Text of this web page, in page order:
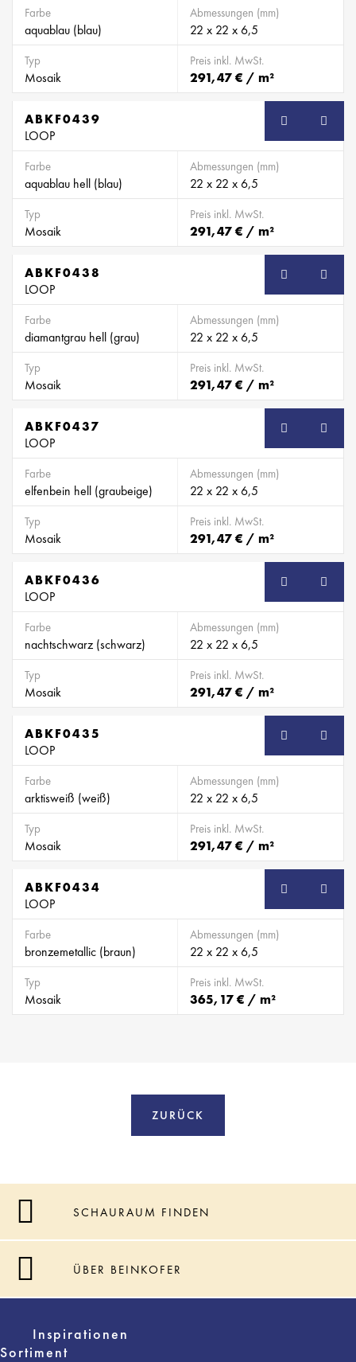
Farbe
aquablau (blau)
Abmessungen (mm)
22 x 22 x 6,5
Typ
Mosaik
Preis inkl. MwSt.
291,47 € / m²
SB
ABKF0439
LOOP
Farbe
aquablau hell (blau)
Abmessungen (mm)
22 x 22 x 6,5
Typ
Mosaik
Preis inkl. MwSt.
291,47 € / m²
SB
ABKF0438
LOOP
Farbe
diamantgrau hell (grau)
Abmessungen (mm)
22 x 22 x 6,5
Typ
Mosaik
Preis inkl. MwSt.
291,47 € / m²
SB
ABKF0437
LOOP
Farbe
elfenbein hell (graubeige)
Abmessungen (mm)
22 x 22 x 6,5
Typ
Mosaik
Preis inkl. MwSt.
291,47 € / m²
SB
ABKF0436
LOOP
Farbe
nachtschwarz (schwarz)
Abmessungen (mm)
22 x 22 x 6,5
Typ
Mosaik
Preis inkl. MwSt.
291,47 € / m²
SB
ABKF0435
LOOP
Farbe
arktisweiß (weiß)
Abmessungen (mm)
22 x 22 x 6,5
Typ
Mosaik
Preis inkl. MwSt.
291,47 € / m²
SB
ABKF0434
LOOP
Farbe
bronzemetallic (braun)
Abmessungen (mm)
22 x 22 x 6,5
Typ
Mosaik
Preis inkl. MwSt.
365,17 € / m²
ZURÜCK
SCHAURAUM FINDEN
ÜBER BEINKOFER
Inspirationen
Sortiment